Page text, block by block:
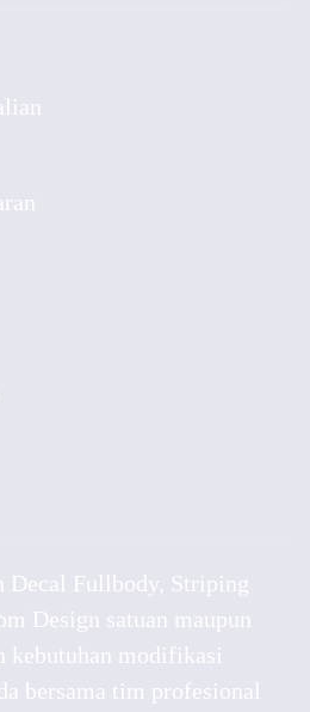
Decal Fullbody, Striping
Design satuan maupun
kebutuhan modifikasi
bersama tim profesional